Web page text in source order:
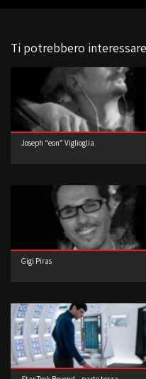
Ti potrebbero
Joseph “eon” Viglioglia
Gigi Piras